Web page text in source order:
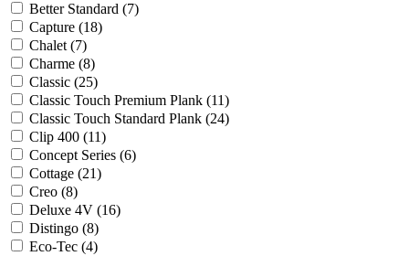
Better Standard (7)
Capture (18)
Chalet (7)
Charme (8)
Classic (25)
Classic Touch Premium Plank (11)
Classic Touch Standard Plank (24)
Clip 400 (11)
Concept Series (6)
Cottage (21)
Creo (8)
Deluxe 4V (16)
Distingo (8)
Eco-Tec (4)